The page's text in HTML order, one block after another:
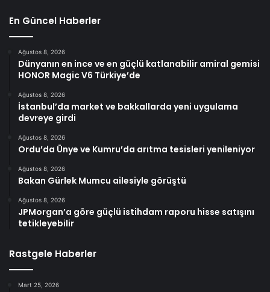
En Güncel Haberler
Ağustos 8, 2026
Dünyanın en ince ve en güçlü katlanabilir amiral gemisi
HONOR Magic V6 Türkiye’de
Ağustos 8, 2026
İstanbul’da market ve bakkallarda yeni uygulama
devreye girdi
Ağustos 8, 2026
Ordu’da Ünye ve Kumru’da arıtma tesisleri yenileniyor
Ağustos 8, 2026
Bakan Gürlek Mumcu ailesiyle görüştü
Ağustos 8, 2026
JPMorgan’a göre güçlü istihdam raporu hisse satışını
tetikleyebilir
Rastgele Haberler
Mart 25, 2026